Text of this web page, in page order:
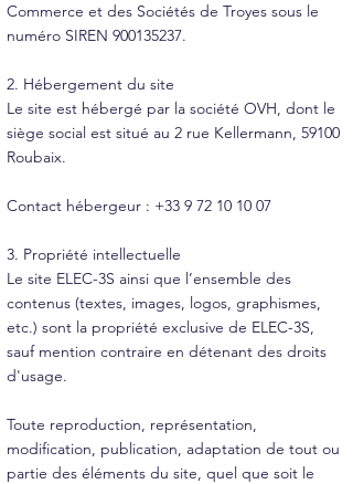
Commerce et des Sociétés de Troyes sous le
numéro SIREN 900135237.
2. Hébergement du site
Le site est hébergé par la société OVH, dont le
siège social est situé au 2 rue Kellermann, 59100
Roubaix.
Contact hébergeur : +33 9 72 10 10 07
3. Propriété intellectuelle
Le site ELEC-3S ainsi que l’ensemble des
contenus (textes, images, logos, graphismes,
etc.) sont la propriété exclusive de ELEC-3S,
sauf mention contraire en détenant des droits
d'usage.
Toute reproduction, représentation,
modification, publication, adaptation de tout ou
partie des éléments du site, quel que soit le